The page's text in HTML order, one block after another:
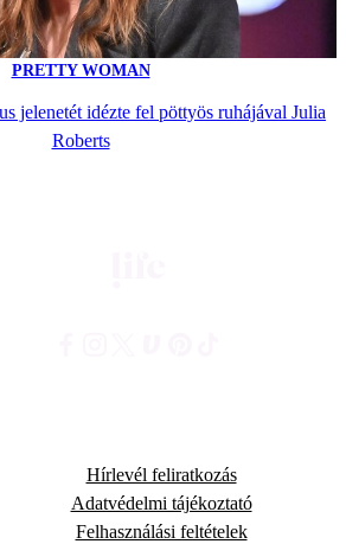
PRETTY WOMAN
jelenetét idézte fel pöttyös ruhájával Julia
Roberts
Hírlevél feliratkozás
Adatvédelmi tájékoztató
Felhasználási feltételek